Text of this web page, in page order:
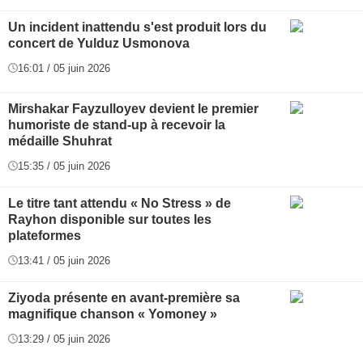
Un incident inattendu s'est produit lors du
concert de Yulduz Usmonova
16:01 / 05 juin 2026
Mirshakar Fayzulloyev devient le premier
humoriste de stand-up à recevoir la
médaille Shuhrat
15:35 / 05 juin 2026
Le titre tant attendu « No Stress » de
Rayhon disponible sur toutes les
plateformes
13:41 / 05 juin 2026
Ziyoda présente en avant-première sa
magnifique chanson « Yomoney »
13:29 / 05 juin 2026